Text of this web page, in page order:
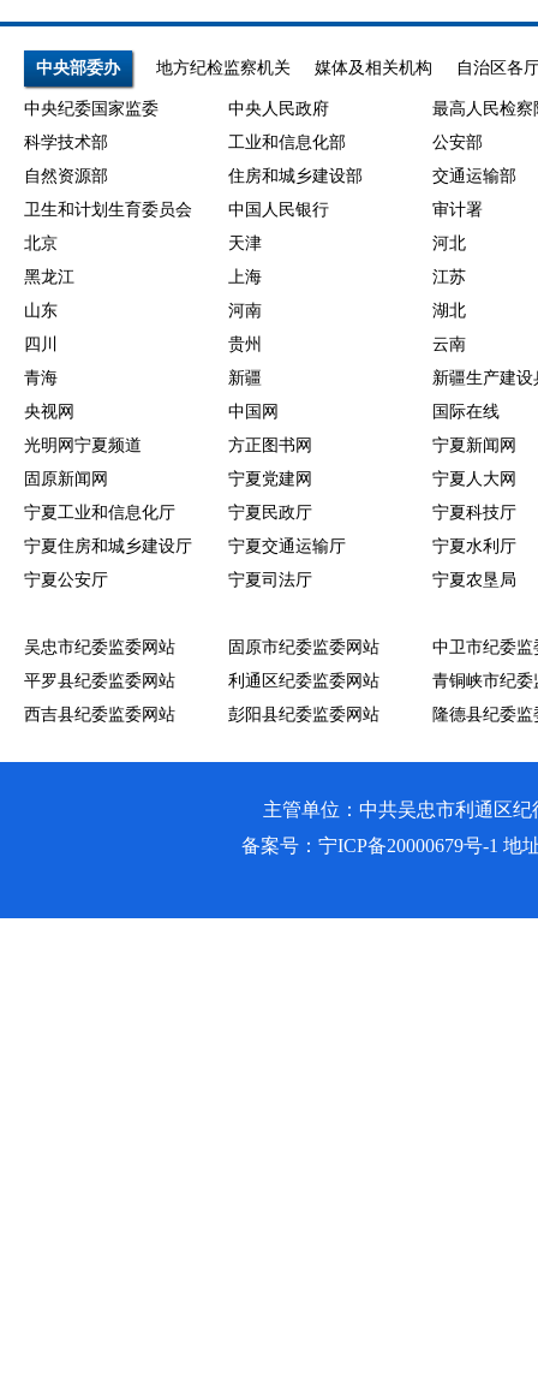
中央部委办 地方纪检监察机关 媒体及相关机构 自治区各
中央纪委国家监委 中央人民政府
最高人民检察
科学技术部
工业和信息化部
公安部
自然资源部
住房和城乡建设部
交通运输部
卫生和计划生育委员会
中国人民银行
审计署
北京
天津
河北
黑龙江
上海
江苏
山东
河南
湖北
四川
贵州
云南
青海
新疆
新疆生产建设
央视网
中国网
国际在线
光明网宁夏频道
方正图书网
宁夏新闻网
固原新闻网
宁夏党建网
宁夏人大网
宁夏工业和信息化厅
宁夏民政厅
宁夏科技厅
宁夏住房和城乡建设厅
宁夏交通运输厅
宁夏水利厅
宁夏公安厅
宁夏司法厅 宁夏农垦局
吴忠市纪委监委网站 固原市纪委监委网站
中卫市纪委监
平罗县纪委监委网站
利通区纪委监委网站
青铜峡市纪委
西吉县纪委监委网站
彭阳县纪委监委网站 隆德县纪委监
主管单位：中共吴忠市利通区
备案号： 宁ICP备20000679号-1 地